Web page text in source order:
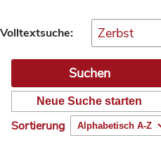
Volltextsuche:
Neue Suche starten
Sortierung